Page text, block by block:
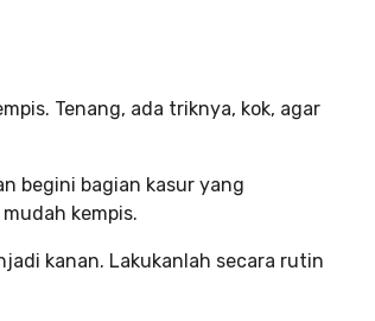
Tenang, ada triknya, kok, agar
begini bagian kasur yang
kempis.
kanan. Lakukanlah secara rutin